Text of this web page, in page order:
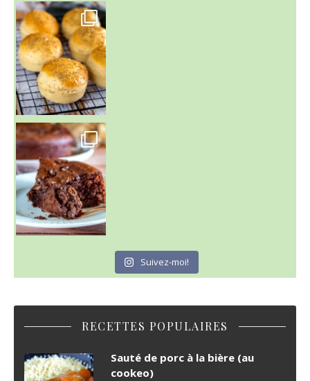
~ BUNS MAISON ~
Un peu de boulange par ici au
~ GÂTEAU FONDANT CHOCO NOISETTE ~
C'est lundi
Suivez-moi!
RECETTES POPULAIRES
Sauté de porc à la bière (au
cookeo)